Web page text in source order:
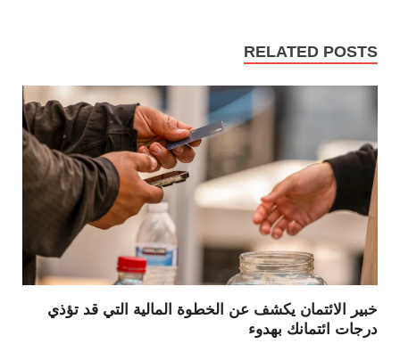
RELATED POSTS
خبير الائتمان يكشف عن الخطوة المالية التي قد تؤذي
درجات ائتمانك بهدوء